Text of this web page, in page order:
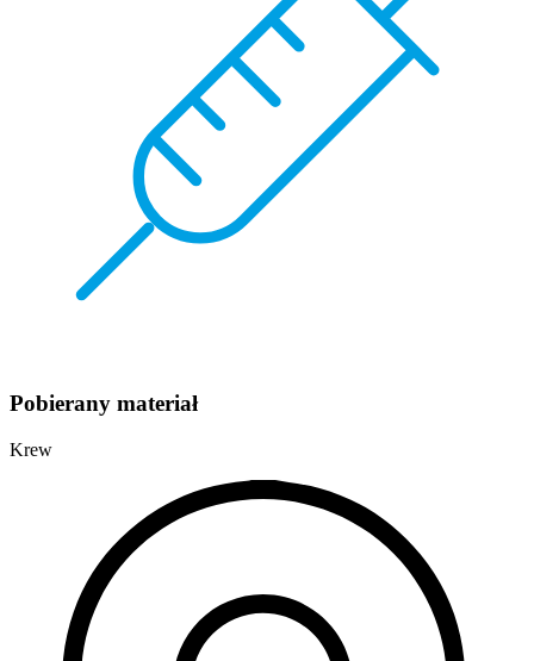
Pobierany materiał
Krew